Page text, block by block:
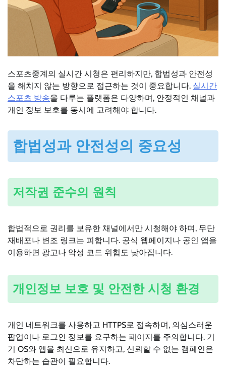
스포츠중계의 실시간 시청은 편리하지만, 합법성과 안전성
을 해치지 않는 방향으로 접근하는 것이 중요합니다. 실시간
스포츠 방송을 다루는 플랫폼은 다양하며, 안정적인 채널과
개인 정보 보호를 동시에 고려해야 합니다.
합법성과 안전성의 중요성
저작권 준수의 원칙
합법적으로 권리를 보유한 채널에서만 시청해야 하며, 무단
재배포나 변조 링크는 피합니다. 공식 웹페이지나 공인 앱을
이용하면 광고나 악성 코드 위험도 낮아집니다.
개인정보 보호 및 안전한 시청 환경
개인 네트워크를 사용하고 HTTPS로 접속하며, 의심스러운
팝업이나 로그인 정보를 요구하는 페이지를 주의합니다. 기
기 OS와 앱을 최신으로 유지하고, 신뢰할 수 없는 캠페인은
차단하는 습관이 필요합니다.